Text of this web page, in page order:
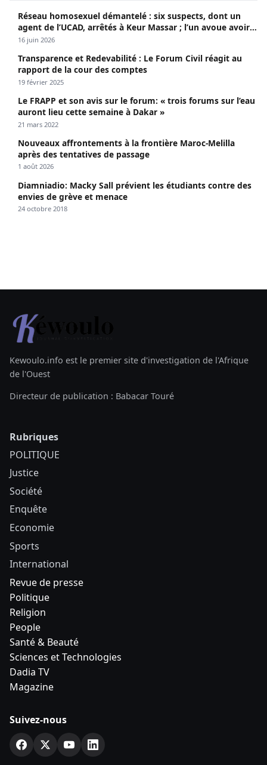
Réseau homosexuel démantelé : six suspects, dont un
agent de l’UCAD, arrêtés à Keur Massar ; l’un avoue avoir
propagé le VIH depuis 2018
16 juin 2026
Transparence et Redevabilité : Le Forum Civil réagit au
rapport de la cour des comptes
19 février 2025
Le FRAPP et son avis sur le forum: « trois forums sur l’eau
auront lieu cette semaine à Dakar »
21 mars 2022
Nouveaux affrontements à la frontière Maroc-Melilla
après des tentatives de passage
1 août 2026
Diamniadio: Macky Sall prévient les étudiants contre des
envies de grève et menace
24 octobre 2018
Kewoulo.info est le premier site d'investigation de l'Afrique
de l'Ouest
Directeur de publication : Babacar Touré
Rubriques
POLITIQUE
Justice
Société
Enquête
Economie
Sports
International
Revue de presse
Politique
Religion
People
Santé & Beauté
Sciences et Technologies
Dadia TV
Magazine
Suivez-nous